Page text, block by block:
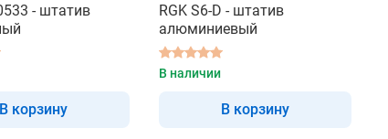
- штатив
В корзину
RGK S6-D - штатив
алюминиевый
В наличии
В корзину